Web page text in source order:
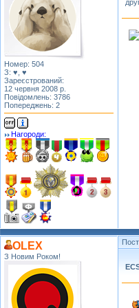
Номер: 504
З: ♥, ♥
Зареєстрований:
12 червня 2008 р.
Повідомлень: 3786
Попереджень: 2
Нагороди:
OLEX
З Новим Роком!